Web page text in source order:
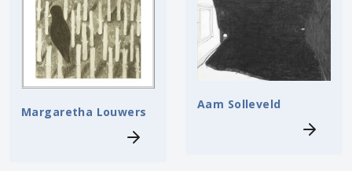
Margaretha Louwers
Aam Solleveld